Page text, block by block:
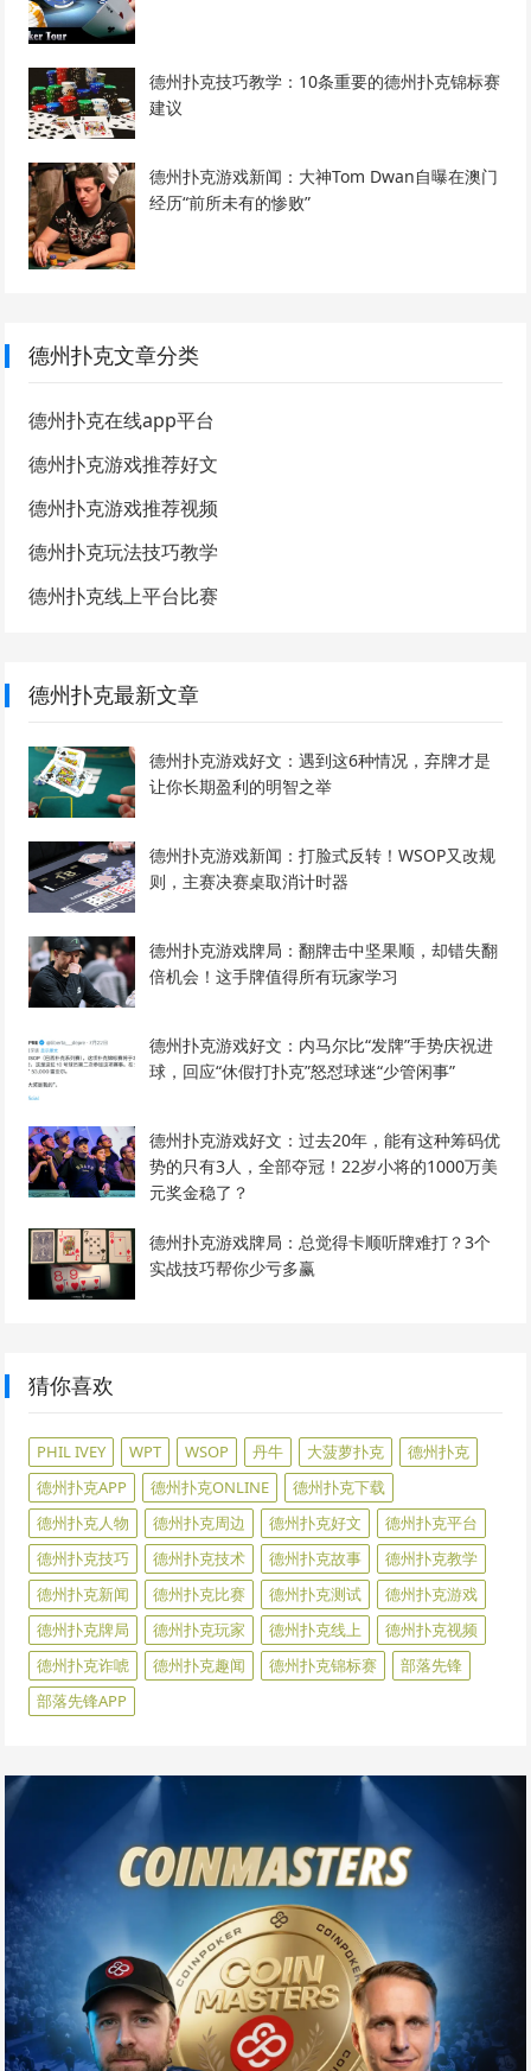
德州扑克技巧教学：10条重要的德州扑克锦标赛
建议
德州扑克游戏新闻：大神Tom Dwan自曝在澳门
经历“前所未有的惨败”
德州扑克文章分类
德州扑克在线app平台
德州扑克游戏推荐好文
德州扑克游戏推荐视频
德州扑克玩法技巧教学
德州扑克线上平台比赛
德州扑克最新文章
德州扑克游戏好文：遇到这6种情况，弃牌才是
让你长期盈利的明智之举
德州扑克游戏新闻：打脸式反转！WSOP又改规
则，主赛决赛桌取消计时器
德州扑克游戏牌局：翻牌击中坚果顺，却错失翻
倍机会！这手牌值得所有玩家学习
德州扑克游戏好文：内马尔比“发牌”手势庆祝进
球，回应“休假打扑克”怒怼球迷“少管闲事”
德州扑克游戏好文：过去20年，能有这种筹码优
势的只有3人，全部夺冠！22岁小将的1000万美
元奖金稳了？
德州扑克游戏牌局：总觉得卡顺听牌难打？3个
实战技巧帮你少亏多赢
猜你喜欢
PHIL IVEY WPT WSOP 丹牛 大菠萝扑克
德州扑克
德州扑克APP
德州扑克ONLINE
德州扑克下载
德州扑克人物
德州扑克周边 德州扑克好文
德州扑克平台
德州扑克技巧
德州扑克技术 德州扑克故事
德州扑克教学
德州扑克新闻
德州扑克比赛 德州扑克测试
德州扑克游戏
德州扑克牌局
德州扑克玩家 德州扑克线上
德州扑克视频
德州扑克诈唬
德州扑克趣闻 德州扑克锦标赛
部落先锋
部落先锋APP